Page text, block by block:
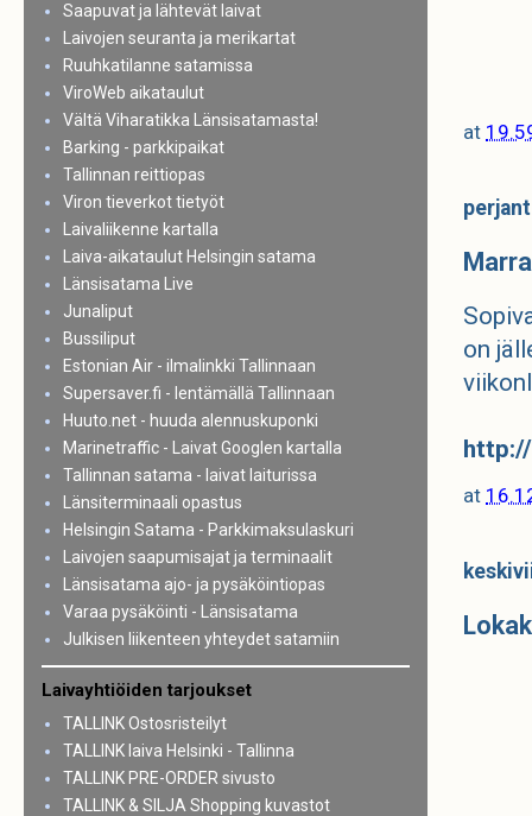
at
on
at
Saapuvat ja lähtevät laivat
Laivojen seuranta ja merikartat
Ruuhkatilanne satamissa
ViroWeb aikataulut
Vältä Viharatikka Länsisatamasta!
Barking - parkkipaikat
Tallinnan reittiopas
Viron tieverkot tietyöt
Laivaliikenne kartalla
Laiva-aikataulut Helsingin satama
Länsisatama Live
Junaliput
Bussiliput
Estonian Air - ilmalinkki Tallinnaan
Supersaver.fi - lentämällä Tallinnaan
Huuto.net - huuda alennuskuponki
Marinetraffic - Laivat Googlen kartalla
Tallinnan satama - laivat laiturissa
Länsiterminaali opastus
Helsingin Satama - Parkkimaksulaskuri
Laivojen saapumisajat ja terminaalit
Länsisatama ajo- ja pysäköintiopas
Varaa pysäköinti - Länsisatama
Julkisen liikenteen yhteydet satamiin
Laivayhtiöiden tarjoukset
TALLINK Ostosristeilyt
TALLINK laiva Helsinki - Tallinna
TALLINK PRE-ORDER sivusto
TALLINK & SILJA Shopping kuvastot